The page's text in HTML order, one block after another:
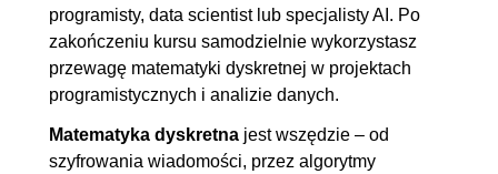
3.8. Symbol Newtona w
00:13:00
3.9. Wzór Vandermonde'a
4. Wybrane zagadnienia z
matematyki dyskretnej i
02:05:02
programisty, data scientist lub specjalisty AI. Po
zakończeniu kursu samodzielnie wykorzystasz
przewagę matematyki dyskretnej w projektach
programistycznych i analizie danych.
Matematyka dyskretna jest wszędzie – od
szyfrowania wiadomości, przez algorytmy